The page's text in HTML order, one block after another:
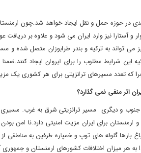
حوزه حمل و نقل ایجاد خواهد شد.چون
نیز وارد ایران می شود و علاوه بر دریافت
می تواند به ترکیه و بندر طرابوزان متصل شده و
این شرایط مطلوب را برای ایروان ایجاد
چرا که تعدد مسیرهای ترانزیتی برای هر کشوری یک
اثر منفی نمی گذارد؟
به جنوب و دیگری مسیر ترانزیتی شرق به غرب.
برای ایران مزیت امنیتی دارد.نا امن
بارها گلوله های توپ و خمپاره طرفین به مناطقی
هر میزان اختلافات کشورهای ارمنستان و جمهوری